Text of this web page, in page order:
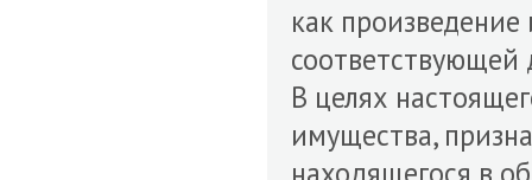
как
соответствующей
В целях
имущества,